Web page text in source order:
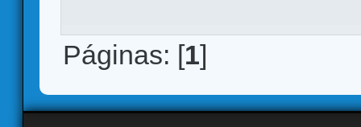
Páginas: [1]